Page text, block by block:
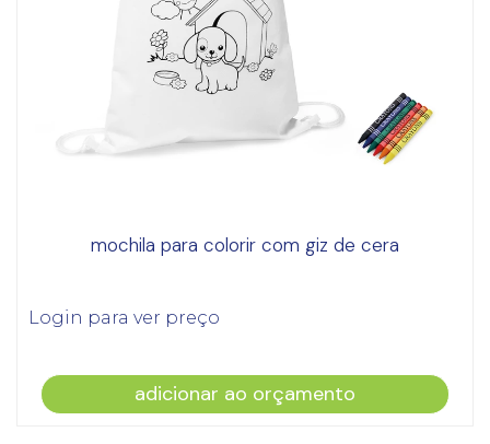
mochila para colorir com giz de cera
Login para ver preço
adicionar ao orçamento